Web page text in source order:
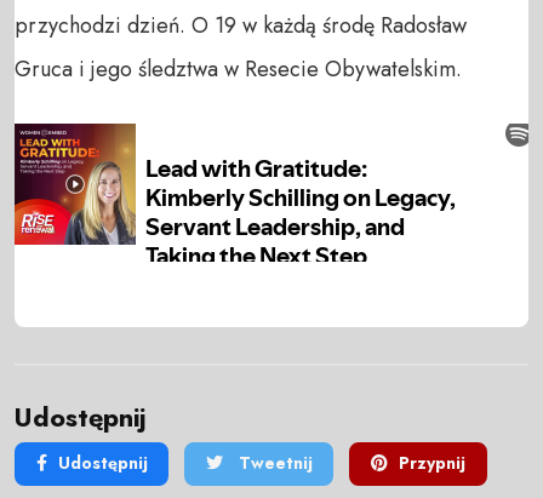
przychodzi dzień. O 19 w każdą środę Radosław
Gruca i jego śledztwa w Resecie Obywatelskim.
Udostępnij
Udostępnij Tweetnij Przypnij